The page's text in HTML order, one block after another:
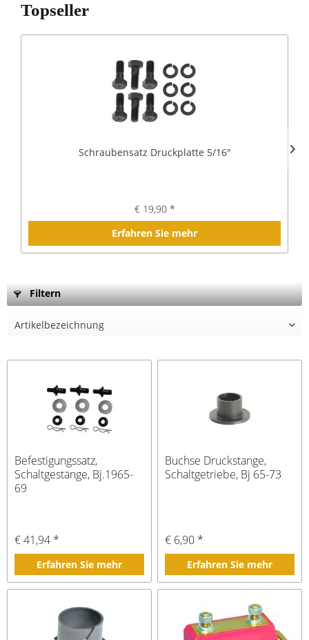
Topseller
Schraubensatz Druckplatte 5/16"
€ 19,90 *
Erfahren Sie mehr
Filtern
Befestigungssatz,
Schaltgestänge, Bj.1965-
69
€ 41,94 *
Erfahren Sie mehr
Buchse Druckstange,
Schaltgetriebe, Bj 65-73
€ 6,90 *
Erfahren Sie mehr